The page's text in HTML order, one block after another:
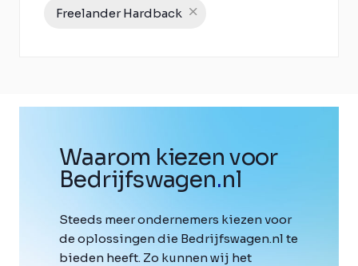
Freelander Hardback
Waarom kiezen voor
Bedrijfswagen.nl
Steeds meer ondernemers kiezen voor
de oplossingen die Bedrijfswagen.nl te
bieden heeft. Zo kunnen wij het